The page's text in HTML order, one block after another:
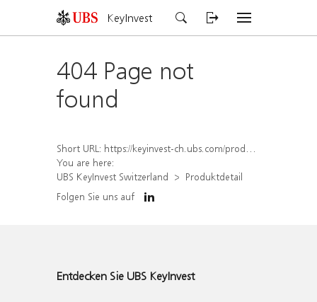
KeyInvest
404 Page not
found
Short URL: https://keyinvest-ch.ubs.com/produkt/detail/index/isin/CH1564517170
You are here:
UBS KeyInvest Switzerland
Produktdetail
Folgen Sie uns auf
Entdecken Sie UBS KeyInvest